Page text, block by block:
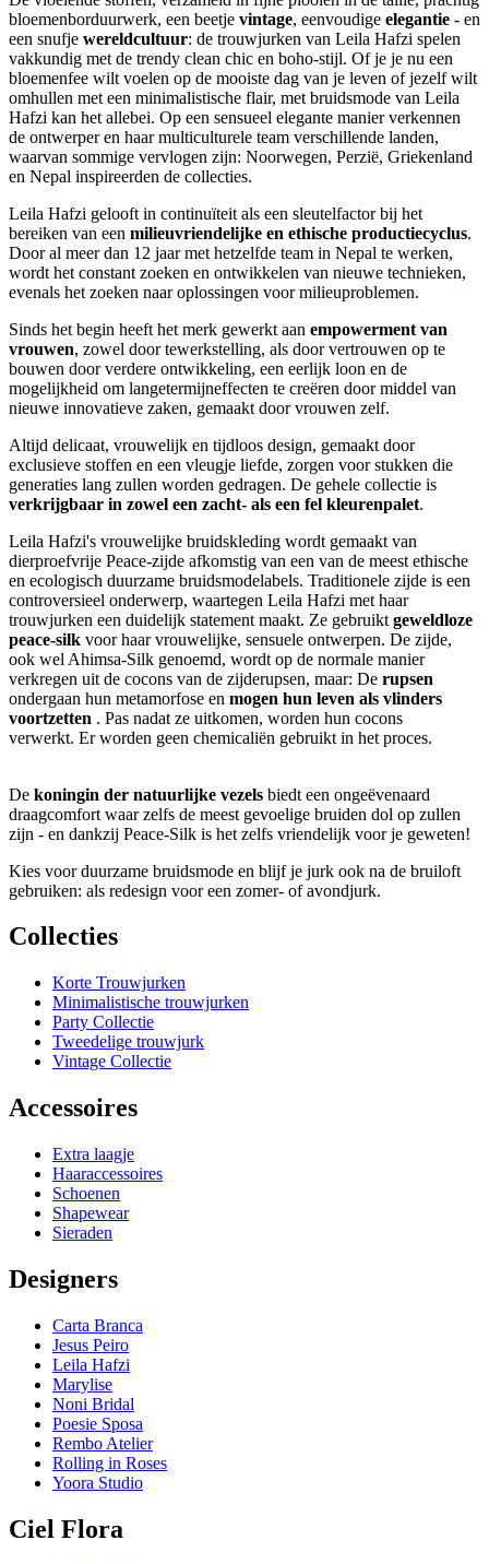
bloemenborduurwerk, een beetje vintage, eenvoudige elegantie - en
een snufje wereldcultuur: de trouwjurken van Leila Hafzi spelen
vakkundig met de trendy clean chic en boho-stijl. Of je je nu een
bloemenfee wilt voelen op de mooiste dag van je leven of jezelf wilt
omhullen met een minimalistische flair, met bruidsmode van Leila
Hafzi kan het allebei. Op een sensueel elegante manier verkennen
de ontwerper en haar multiculturele team verschillende landen,
waarvan sommige vervlogen zijn: Noorwegen, Perzië, Griekenland
en Nepal inspireerden de collecties.
Leila Hafzi gelooft in continuïteit als een sleutelfactor bij het
bereiken van een milieuvriendelijke en ethische productiecyclus.
Door al meer dan 12 jaar met hetzelfde team in Nepal te werken,
wordt het constant zoeken en ontwikkelen van nieuwe technieken,
evenals het zoeken naar oplossingen voor milieuproblemen.
Sinds het begin heeft het merk gewerkt aan empowerment van
vrouwen, zowel door tewerkstelling, als door vertrouwen op te
bouwen door verdere ontwikkeling, een eerlijk loon en de
mogelijkheid om langetermijneffecten te creëren door middel van
nieuwe innovatieve zaken, gemaakt door vrouwen zelf.
Altijd delicaat, vrouwelijk en tijdloos design, gemaakt door
exclusieve stoffen en een vleugje liefde, zorgen voor stukken die
generaties lang zullen worden gedragen. De gehele collectie is
verkrijgbaar in zowel een zacht- als een fel kleurenpalet.
Leila Hafzi's vrouwelijke bruidskleding wordt gemaakt van
dierproefvrije Peace-zijde afkomstig van een van de meest ethische
en ecologisch duurzame bruidsmodelabels. Traditionele zijde is een
controversieel onderwerp, waartegen Leila Hafzi met haar
trouwjurken een duidelijk statement maakt. Ze gebruikt geweldloze
peace-silk voor haar vrouwelijke, sensuele ontwerpen. De zijde,
ook wel Ahimsa-Silk genoemd, wordt op de normale manier
verkregen uit de cocons van de zijderupsen, maar: De rupsen
ondergaan hun metamorfose en mogen hun leven als vlinders
voortzetten . Pas nadat ze uitkomen, worden hun cocons
verwerkt. Er worden geen chemicaliën gebruikt in het proces.
De koningin der natuurlijke vezels biedt een ongeëvenaard
draagcomfort waar zelfs de meest gevoelige bruiden dol op zullen
zijn - en dankzij Peace-Silk is het zelfs vriendelijk voor je geweten!
Kies voor duurzame bruidsmode en blijf je jurk ook na de bruiloft
gebruiken: als redesign voor een zomer- of avondjurk.
Collecties
Korte Trouwjurken
Minimalistische trouwjurken
Party Collectie
Tweedelige trouwjurk
Vintage Collectie
Accessoires
Extra laagje
Haaraccessoires
Schoenen
Shapewear
Sieraden
Designers
Carta Branca
Jesus Peiro
Leila Hafzi
Marylise
Noni Bridal
Poesie Sposa
Rembo Atelier
Rolling in Roses
Yoora Studio
Ciel Flora